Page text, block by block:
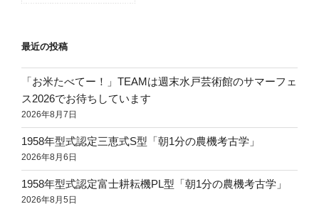
最近の投稿
「お米たべてー！」TEAMは週末水戸芸術館のサマーフェ
ス2026でお待ちしています
2026年8月7日
1958年型式認定三恵式S型「朝1分の農機考古学」
2026年8月6日
1958年型式認定富士耕耘機PL型「朝1分の農機考古学」
2026年8月5日